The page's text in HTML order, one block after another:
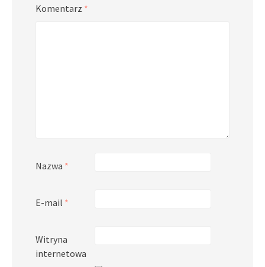
Komentarz *
Nazwa *
E-mail *
Witryna
internetowa